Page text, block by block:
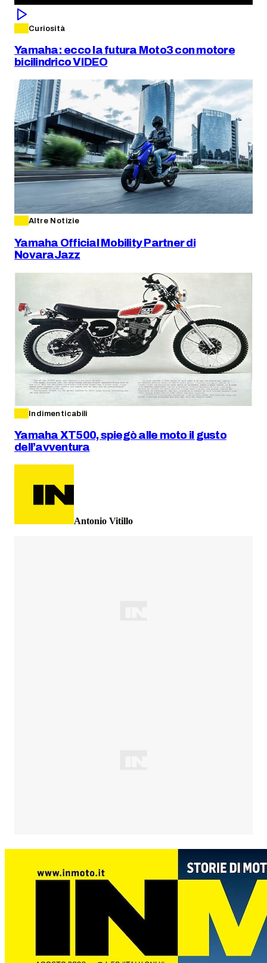
Curiosità
Yamaha: ecco la futura Moto3 con motore
bicilindrico VIDEO
Altre Notizie
Yamaha Official Mobility Partner di
NovaraJazz
Indimenticabili
Yamaha XT500, spiegò alle moto il gusto
dell’avventura
Antonio Vitillo